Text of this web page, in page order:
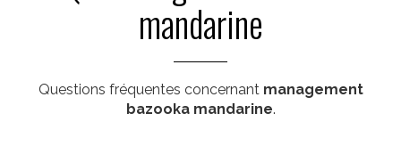
mandarine
Questions fréquentes concernant management
bazooka mandarine.